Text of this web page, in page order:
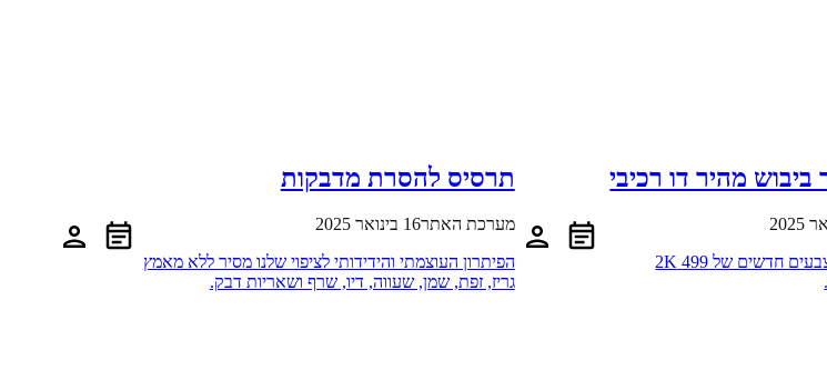
אנו שמחים להציג שני צבעים חדשים של 499 2K
תרסיס להסרת מדבקות
מערכת האתר16 בינואר 2025
הפיתרון העוצמתי והידידותי לציפוי שלנו מסיר ללא מאמץ
גריז, זפת, שמן, שעווה, דיו, שרף ושאריות דבק.